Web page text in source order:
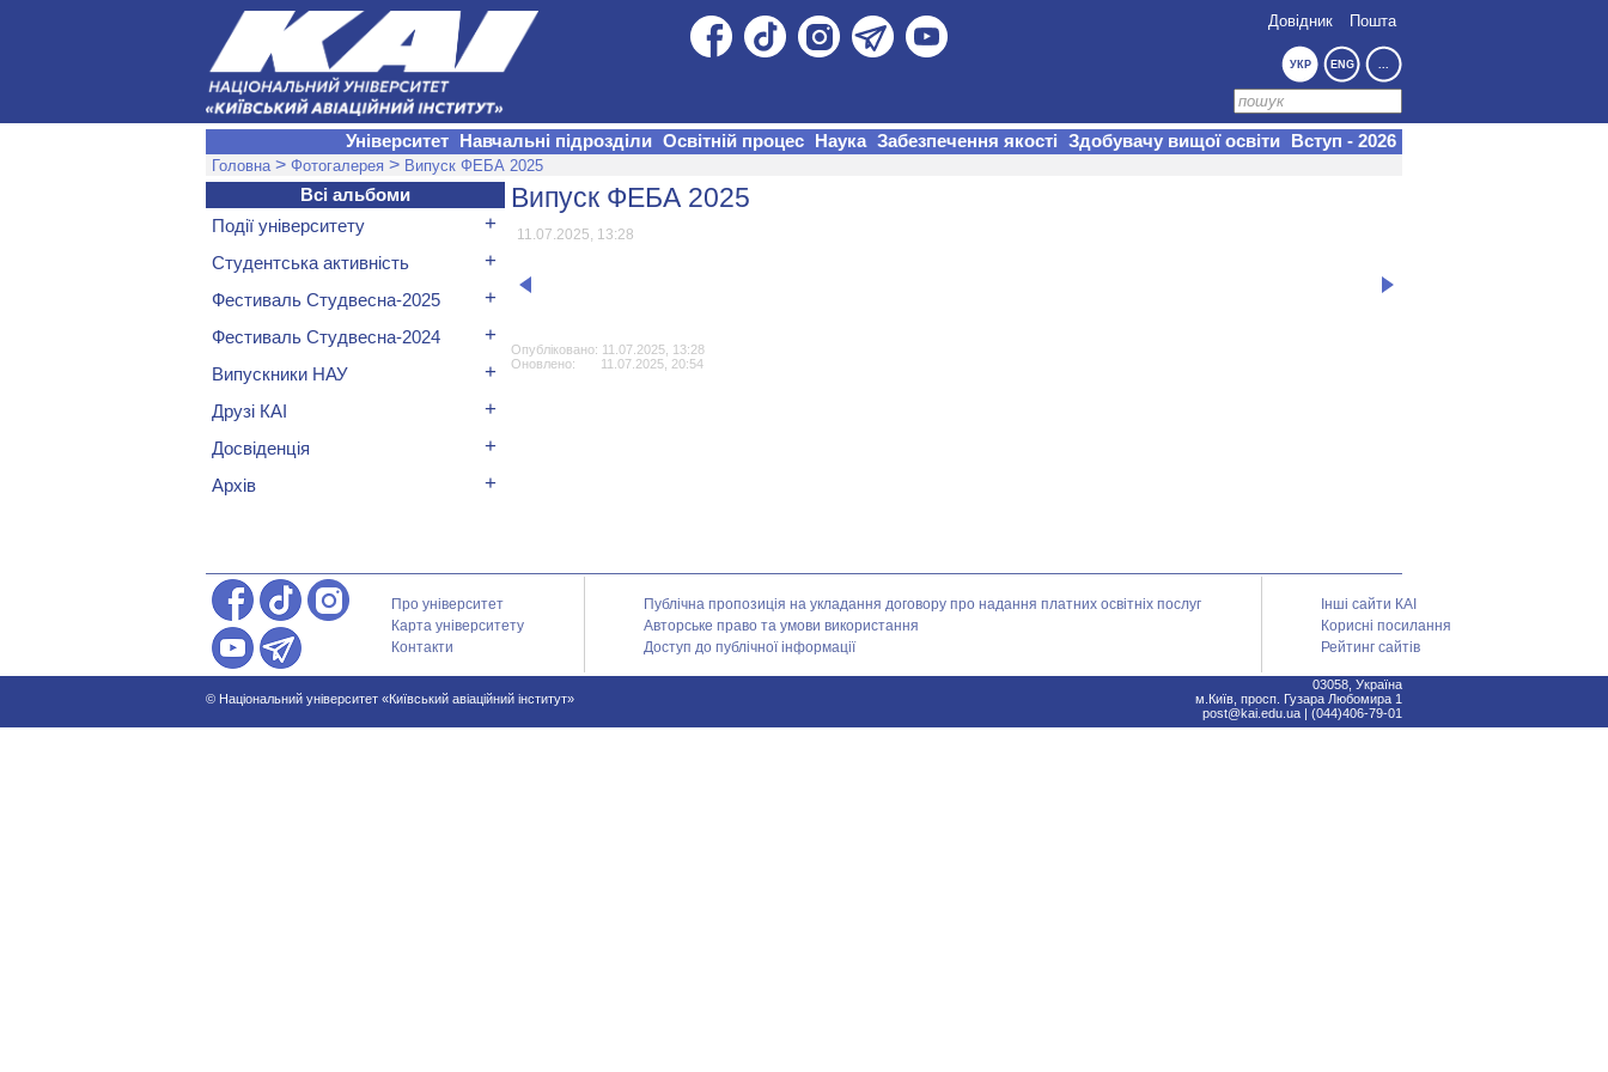
Довідник Пошта
УКР ENG ...
Університет Навчальні підрозділи Освітній процес Наука Забезпечення якості Здобувачу вищої освіти Вступ - 2026
Головна > Фотогалерея > Випуск ФЕБА 2025
Випуск ФЕБА 2025
11.07.2025, 13:28
Опубліковано: 11.07.2025, 13:28
Оновлено: 11.07.2025, 20:54
Всі альбоми
Події університету
+
Студентська активність +
Фестиваль Студвесна-2025 +
Фестиваль Студвесна-2024 +
Випускники НАУ +
Друзі КАІ +
Досвіденція +
Архів +
Про університет
Карта університету
Контакти
Публічна пропозиція на укладання договору про надання платних освітніх послуг
Авторське право та умови використання
Доступ до публічної інформації
Інші сайти КАІ
Корисні посилання
Рейтинг сайтів
© Національний університет «Київський авіаційний інститут»
03058, Україна
м.Київ, просп. Гузара Любомира 1
post@kai.edu.ua | (044)406-79-01